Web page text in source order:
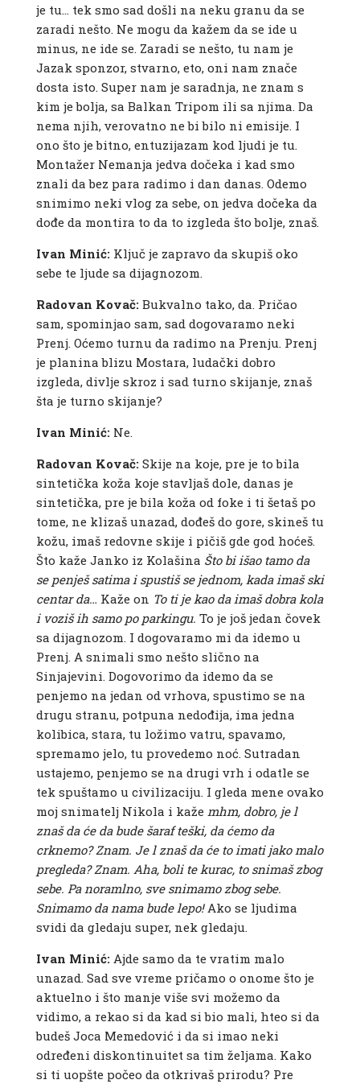
je tu… tek smo sad došli na neku granu da se
zaradi nešto. Ne mogu da kažem da se ide u
minus, ne ide se. Zaradi se nešto, tu nam je
Jazak sponzor, stvarno, eto, oni nam znače
dosta isto. Super nam je saradnja, ne znam s
kim je bolja, sa Balkan Tripom ili sa njima. Da
nema njih, verovatno ne bi bilo ni emisije. I
ono što je bitno, entuzijazam kod ljudi je tu.
Montažer Nemanja jedva dočeka i kad smo
znali da bez para radimo i dan danas. Odemo
snimimo neki vlog za sebe, on jedva dočeka da
dođe da montira to da to izgleda što bolje, znaš.
Ivan Minić:Ključ je zapravo da skupiš oko
sebe te ljude sa dijagnozom.
Radovan Kovač:Bukvalno tako, da. Pričao
sam, spominjao sam, sad dogovaramo neki
Prenj. Oćemo turnu da radimo na Prenju. Prenj
je planina blizu Mostara, ludački dobro
izgleda, divlje skroz i sad turno skijanje, znaš
šta je turno skijanje?
Ivan Minić:Ne.
Radovan Kovač:Skije na koje, pre je to bila
sintetička koža koje stavljaš dole, danas je
sintetička, pre je bila koža od foke i ti šetaš po
tome, ne klizaš unazad, dođeš do gore, skineš tu
kožu, imaš redovne skije i pičiš gde god hoćeš.
Što kaže Janko iz Kolašina Što bi išao tamo da
se penješ satima i spustiš se jednom, kada imaš ski
centar da… Kaže on To ti je kao da imaš dobra kola
i voziš ih samo po parkingu. To je još jedan čovek
sa dijagnozom. I dogovaramo mi da idemo u
Prenj. A snimali smo nešto slično na
Sinjajevini. Dogovorimo da idemo da se
penjemo na jedan od vrhova, spustimo se na
drugu stranu, potpuna nedođija, ima jedna
kolibica, stara, tu ložimo vatru, spavamo,
spremamo jelo, tu provedemo noć. Sutradan
ustajemo, penjemo se na drugi vrh i odatle se
tek spuštamo u civilizaciju. I gleda mene ovako
moj snimatelj Nikola i kaže mhm, dobro, je l
znaš da će da bude šaraf teški, da ćemo da
crknemo? Znam. Je l znaš da će to imati jako malo
pregleda? Znam. Aha, boli te kurac, to snimaš zbog
sebe. Pa noramlno, sve snimamo zbog sebe.
Snimamo da nama bude lepo!Ako se ljudima
svidi da gledaju super, nek gledaju.
Ivan Minić:Ajde samo da te vratim malo
unazad. Sad sve vreme pričamo o onome što je
aktuelno i što manje više svi možemo da
vidimo, a rekao si da kad si bio mali, hteo si da
budeš Joca Memedović i da si imao neki
određeni diskontinuitet sa tim željama. Kako
si ti uopšte počeo da otkrivaš prirodu? Pre